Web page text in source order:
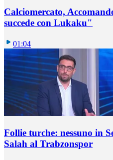
Calciomercato,
succede con Lukaku"
01:04
Follie turche: nessuno in
Salah al Trabzonspor